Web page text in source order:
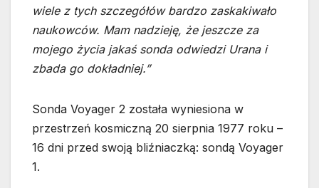
wiele z tych szczegółów bardzo zaskakiwało
naukowców. Mam nadzieję, że jeszcze za
mojego życia jakaś sonda odwiedzi Urana i
zbada go dokładniej.”
Sonda Voyager 2 została wyniesiona w
przestrzeń kosmiczną 20 sierpnia 1977 roku –
16 dni przed swoją bliźniaczką: sondą Voyager
1.